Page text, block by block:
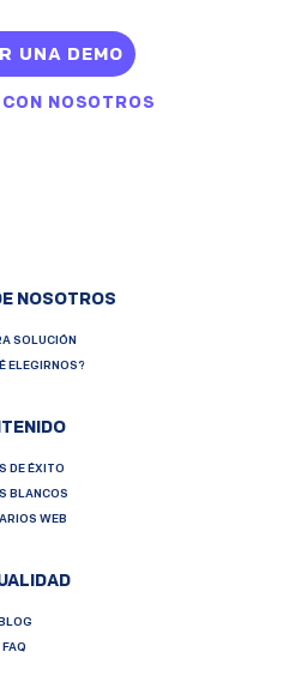
UNA DEMO
NOSOTROS
NOSOTROS
SOLUCIÓN
ELEGIRNOS?
DE ÉXITO
BLANCOS
WEB
FAQ